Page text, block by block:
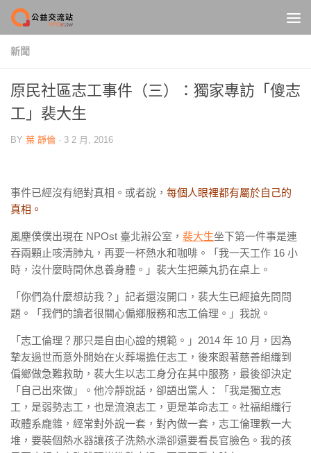
Skip to content
新聞
原民社區志工事件（三）：獨家專訪「傻志
工」裴大生
BY 葉 靜倫 · 3 2 月, 2016
事件已經沒有絕對真相。或者說， 每個人眼裡都有屬於自己的
真相。
風塵僕僕出現在 NPOst 臺北辦公室， 裴大生坐下第一件事是連
吞兩顆止咳清肺丸，再要一杯熱水和咖啡。「我一天工作 16 小
時，沒什麼時間休息養身體。」裴大生把藥丸扔在桌上。
「你們為什麼想訪我？」記者還沒開口，裴大生已經搶先問問
題。「我們的讀者很關心偏鄉服務和志工倫理。」我說。
「志工倫理？那只是自由心證的規範。」 2014 年 10 月，因為
摯友過世而意外開始在火葬場擔任志工，後來跟著慈善組織到
偏鄉做急難救助，裴大生以志工身分在其中服務，最後卻決定
「自己出來做」。他冷靜說話，卻語出驚人：「我是獨立志
工，是弱勢志工，也是流浪志工，更是革命志工。社福組織行
政體系龐雜，經常對外說一套，對內做一套，志工倫理教一大
堆，要裝個熱水器讓孩子洗熱水澡卻還要看長官臉色。我的孩